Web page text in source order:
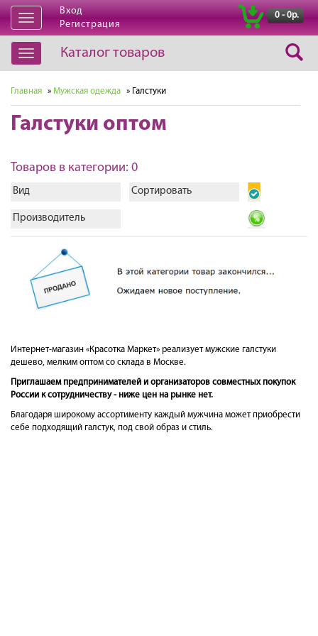
Открыть
навигацию
Вход
Регистрация
0 - 0р.
Открыть
навигацию
Каталог товаров
Главная » Мужская одежда » Галстуки
Галстуки оптом
Товаров в категории: 0
Вид Сортировать
Производитель
Интернет-магазин «Красотка Маркет» реализует мужские галстуки
дешево, мелким оптом со склада в Москве.
Приглашаем предпринимателей и организаторов совместных покупок
России к сотрудничеству - ниже цен на рынке нет.
Благодаря широкому ассортименту каждый мужчина может приобрести
себе подходящий галстук, под свой образ и стиль.